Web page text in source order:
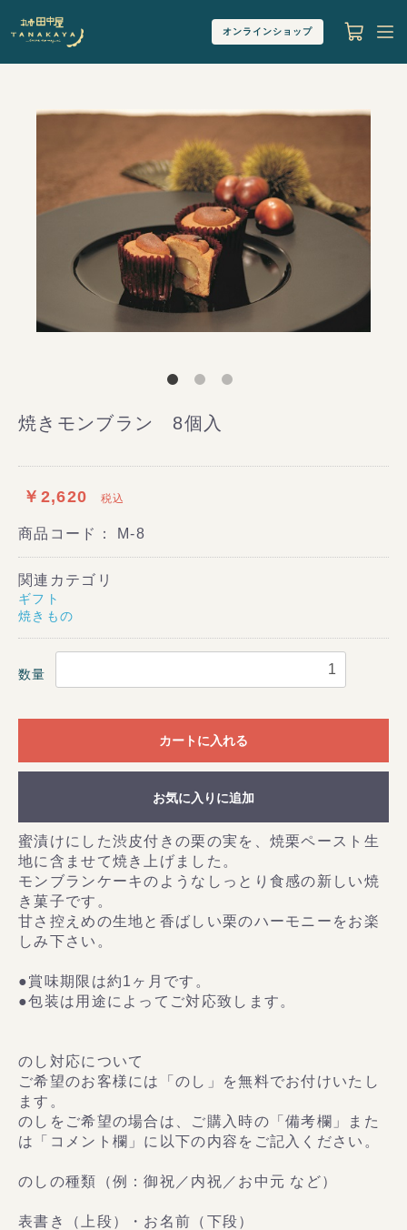
オンラインショップ
焼きモンブラン 8個入
￥2,620 税込
商品コード： M-8
関連カテゴリ
ギフト
焼きもの
数量
カートに入れる
お気に入りに追加
蜜漬けにした渋皮付きの栗の実を、焼栗ペースト生
地に含ませて焼き上げました。
モンブランケーキのようなしっとり食感の新しい焼
き菓子です。
甘さ控えめの生地と香ばしい栗のハーモニーをお楽
しみ下さい。
●賞味期限は約1ヶ月です。
●包装は用途によってご対応致します。
のし対応について
ご希望のお客様には「のし」を無料でお付けいたし
ます。
のしをご希望の場合は、ご購入時の「備考欄」また
は「コメント欄」に以下の内容をご記入ください。
のしの種類（例：御祝／内祝／お中元 など）
表書き（上段）・お名前（下段）